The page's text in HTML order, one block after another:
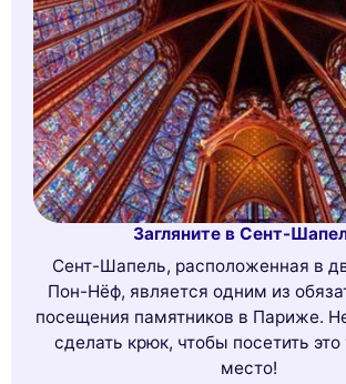
Загляните в Сент-
Сент-Шапель, расположенная в
Пон-Нёф, является одним из
посещения памятников в Париже.
сделать крюк, чтобы посетить
место!